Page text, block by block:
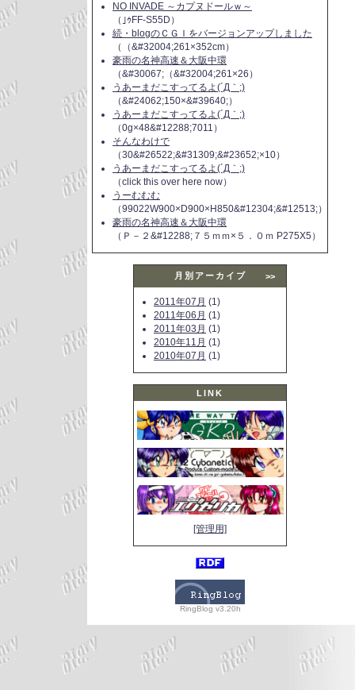
NO INVADE ～カプヌドールｗ～
（｣ｩFF-S55D）
続・blogのＣＧＩをバージョンアップしました
（（&#32004;261×352cm）
豪雨の名神高速＆大阪中環
（&#30067;（&#32004;261×26）
うあーまだこすってるよ(´Д｀;)
（&#24062;150×&#39640;）
うあーまだこすってるよ(´Д｀;)
（0g×48&#12288;7011）
そんなわけで
（30&#26522;&#31309;&#23652;×10）
うあーまだこすってるよ(´Д｀;)
（click this over here now）
うーむむむ
（99022W900×D900×H850&#12304;&#12513;）
豪雨の名神高速＆大阪中環
（Ｐ－２&#12288;７５ｍｍ×５．０ｍ P275X5）
月別アーカイブ >>
2011年07月 (1)
2011年06月 (1)
2011年03月 (1)
2010年11月 (1)
2010年07月 (1)
LINK
[管理用]
RingBlog v3.20h